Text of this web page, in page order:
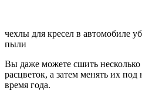
чехлы для кресел в автомобиле
пыли
Вы даже можете сшить
расцветок, а затем менять их
время года.